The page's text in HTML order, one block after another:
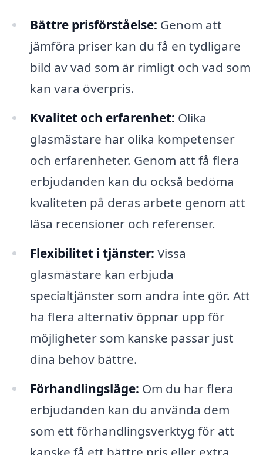
Bättre prisförståelse: Genom att
jämföra priser kan du få en tydligare
bild av vad som är rimligt och vad som
kan vara överpris.
Kvalitet och erfarenhet: Olika
glasmästare har olika kompetenser
och erfarenheter. Genom att få flera
erbjudanden kan du också bedöma
kvaliteten på deras arbete genom att
läsa recensioner och referenser.
Flexibilitet i tjänster: Vissa
glasmästare kan erbjuda
specialtjänster som andra inte gör. Att
ha flera alternativ öppnar upp för
möjligheter som kanske passar just
dina behov bättre.
Förhandlingsläge: Om du har flera
erbjudanden kan du använda dem
som ett förhandlingsverktyg för att